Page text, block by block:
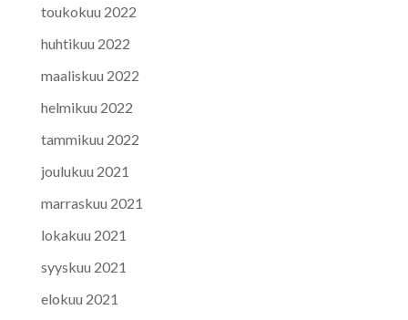
toukokuu 2022
huhtikuu 2022
maaliskuu 2022
helmikuu 2022
tammikuu 2022
joulukuu 2021
marraskuu 2021
lokakuu 2021
syyskuu 2021
elokuu 2021